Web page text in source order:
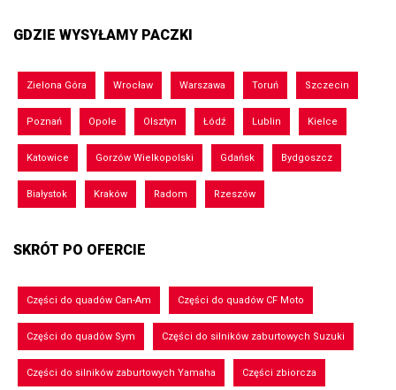
GDZIE WYSYŁAMY PACZKI
Zielona Góra Wrocław Warszawa Toruń Szczecin
Poznań Opole Olsztyn Łódź Lublin Kielce
Katowice Gorzów Wielkopolski Gdańsk Bydgoszcz
Białystok Kraków Radom Rzeszów
SKRÓT PO OFERCIE
Części do quadów Can-Am Części do quadów CF Moto
Części do quadów Sym Części do silników zaburtowych Suzuki
Części do silników zaburtowych Yamaha Części zbiorcza